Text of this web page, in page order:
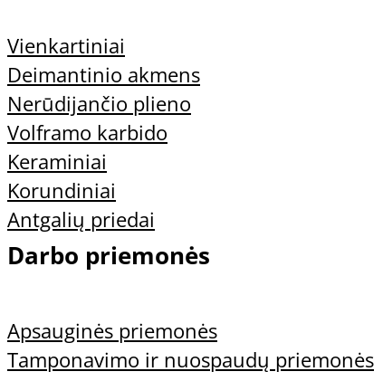
Vienkartiniai
Deimantinio akmens
Nerūdijančio plieno
Volframo karbido
Keraminiai
Korundiniai
Antgalių priedai
Darbo priemonės
Apsauginės priemonės
Tamponavimo ir nuospaudų priemonės
Sutinku su Privatumo
Sąlygomis
Informacija